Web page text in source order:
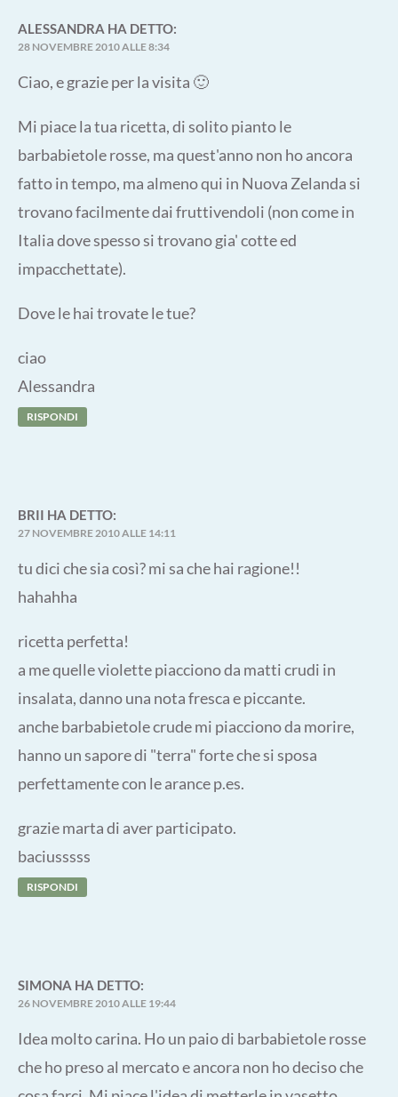
ALESSANDRA HA DETTO:
28 NOVEMBRE 2010 ALLE 8:34
Ciao, e grazie per la visita 🙂
Mi piace la tua ricetta, di solito pianto le
barbabietole rosse, ma quest'anno non ho ancora
fatto in tempo, ma almeno qui in Nuova Zelanda si
trovano facilmente dai fruttivendoli (non come in
Italia dove spesso si trovano gia' cotte ed
impacchettate).
Dove le hai trovate le tue?
ciao
Alessandra
RISPONDI
BRII HA DETTO:
27 NOVEMBRE 2010 ALLE 14:11
tu dici che sia così? mi sa che hai ragione!!
hahahha
ricetta perfetta!
a me quelle violette piacciono da matti crudi in
insalata, danno una nota fresca e piccante.
anche barbabietole crude mi piacciono da morire,
hanno un sapore di "terra" forte che si sposa
perfettamente con le arance p.es.
grazie marta di aver participato.
baciusssss
RISPONDI
SIMONA HA DETTO:
26 NOVEMBRE 2010 ALLE 19:44
Idea molto carina. Ho un paio di barbabietole rosse
che ho preso al mercato e ancora non ho deciso che